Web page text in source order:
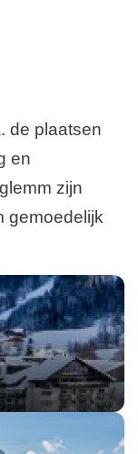
de plaatsen
en
zijn
gemoedelijk